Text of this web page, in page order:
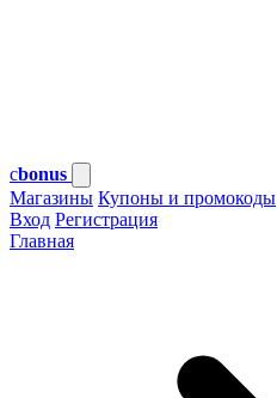
cbonus
Магазины Купоны и промокоды
Вход Регистрация
Главная